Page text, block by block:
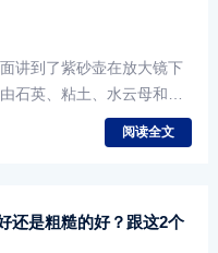
讲到了紫砂壶在放大镜下
石英、粘土、水云母和赤
能看到颗粒感，但颗粒感
制。
阅读全文
还是粗糙的好？跟这2个